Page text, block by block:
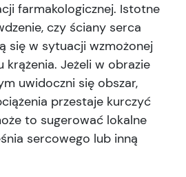
farmakologicznej. Istotne
czy ściany serca
się w sytuacji wzmożonej
krążenia. Jeżeli w obrazie
uwidoczni się obszar,
przestaje kurczyć
to sugerować lokalne
sercowego lub inną